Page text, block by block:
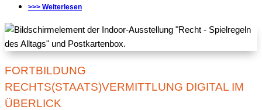
>>> Weiterlesen
FORTBILDUNG
RECHTS(STAATS)VERMITTLUNG DIGITAL IM
ÜBERLICK